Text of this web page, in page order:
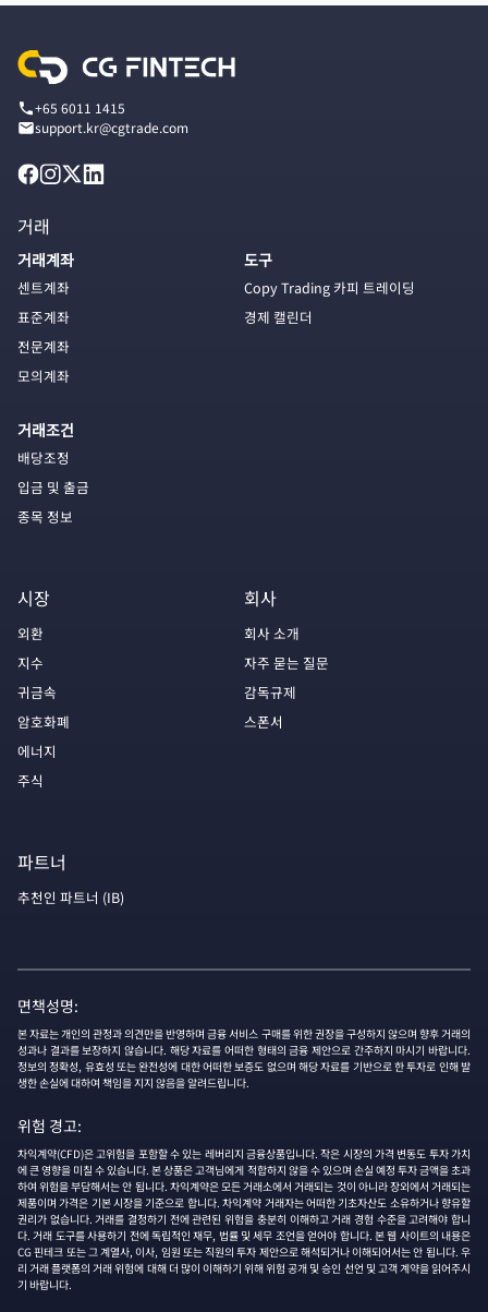
+65 6011 1415
support.kr@cgtrade.com
거래
거래계좌
센트계좌
표준계좌
전문계좌
모의계좌
거래조건
배당조정
입금 및 출금
종목 정보
도구
Copy Trading 카피 트레이딩
경제 캘린더
시장
외환
지수
귀금속
암호화폐
에너지
주식
회사
회사 소개
자주 묻는 질문
감독규제
스폰서
파트너
추천인 파트너 (IB)
면책성명:
본 자료는 개인의 관정과 의견만을 반영하며 금융 서비스 구매를 위한 권장을 구성하지 않으며 향후 거래의
성과나 결과를 보장하지 않습니다. 해당 자료를 어떠한 형태의 금융 제안으로 간주하지 마시기 바랍니다.
정보의 정확성, 유효성 또는 완전성에 대한 어떠한 보증도 없으며 해당 자료를 기반으로 한 투자로 인해 발
생한 손실에 대하여 책임을 지지 않음을 알려드립니다.
위험 경고:
차익계약(CFD)은 고위험을 포함할 수 있는 레버리지 금융상품입니다. 작은 시장의 가격 변동도 투자 가치
에 큰 영향을 미칠 수 있습니다. 본 상품은 고객님에게 적합하지 않을 수 있으며 손실 예정 투자 금액을 초과
하여 위험을 부담해서는 안 됩니다. 차익계약은 모든 거래소에서 거래되는 것이 아니라 장외에서 거래되는
제품이며 가격은 기본 시장을 기준으로 합니다. 차익계약 거래자는 어떠한 기초자산도 소유하거나 향유할
권리가 없습니다. 거래를 결정하기 전에 관련된 위험을 충분히 이해하고 거래 경험 수준을 고려해야 합니
다. 거래 도구를 사용하기 전에 독립적인 재무, 법률 및 세무 조언을 얻어야 합니다. 본 웹 사이트의 내용은
CG 핀테크 또는 그 계열사, 이사, 임원 또는 직원의 투자 제안으로 해석되거나 이해되어서는 안 됩니다. 우
리 거래 플랫폼의 거래 위험에 대해 더 많이 이해하기 위해 위험 공개 및 승인 선언 및 고객 계약을 읽어주시
기 바랍니다.